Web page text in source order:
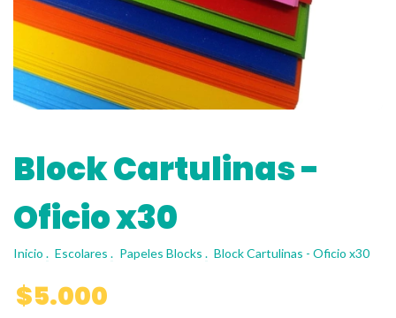
Block Cartulinas -
Oficio x30
Inicio . Escolares . Papeles Blocks . Block Cartulinas - Oficio x30
$5.000